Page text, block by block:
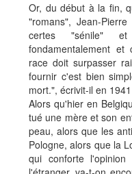
Or, du début à la fin,
"romans", Jean-
certes "sénile" et
fondamentalement
race doit surpasser
fournir c'est bien
mort.", écrivit-il en
Alors qu'hier en
tué une mère et son
peau, alors que les
Pologne, alors que la
qui conforte